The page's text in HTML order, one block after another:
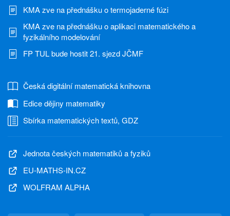
KMA zve na přednášku o termojaderné fúzi
KMA zve na přednášku o aplikaci matematického a
fyzikálního modelování
FP TUL bude hostit 21. sjezd JČMF
Česká digitální matematická knihovna
Edice dějiny matematiky
Sbírka matematických textů, GDZ
Jednota českých matematiků a fyziků
EU-MATHS-IN.CZ
WOLFRAM ALPHA